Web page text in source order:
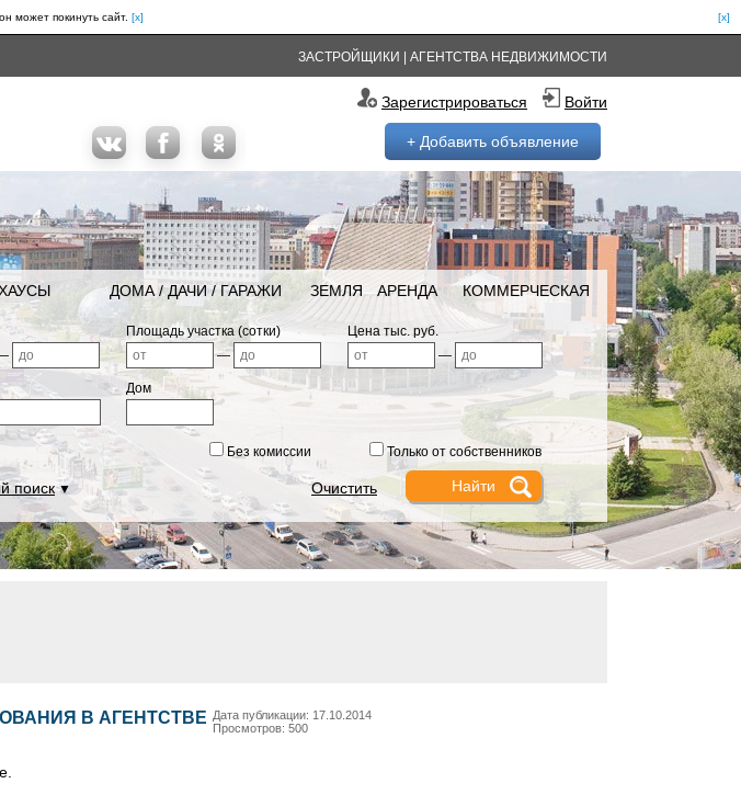
может покинуть сайт. [x]
[x]
ЗАСТРОЙЩИКИ АГЕНТСТВА НЕДВИЖИМОСТИ
Зарегистрироваться Войти
+ Добавить объявление
ДОМА / ДАЧИ / ГАРАЖИ ЗЕМЛЯ АРЕНДА КОММЕРЧЕСКАЯ
Площадь участка (сотки)
—
Цена тыс. руб.
—
Дом
Без комиссии Только от собственников
поиск▼ Очистить
Дата публикации: 17.10.2014
Просмотров: 500
В АГЕНТСТВЕ